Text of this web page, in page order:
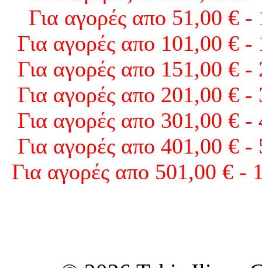
Για αγορές απο 51,00 €
Για αγορές απο 101,00 €
Για αγορές απο 151,00 €
Για αγορές απο 201,00 €
Για αγορές απο 301,00 €
Για αγορές απο 401,00 €
Για αγορές απο 501,00 € -